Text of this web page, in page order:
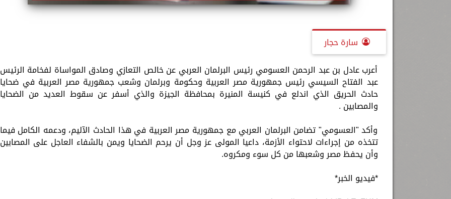
سارة حجار
أعرب عادل بن عبد الرحمن العسومي رئيس البرلمان العربي عن خالص التعازي وصادق المواساة لفخامة الرئيس
عبد الفتاح السيسي رئيس جمهورية مصر العربية وحكومة وبرلمان وشعب جمهورية مصر العربية في ضحايا
حادث الحريق الذي اندلع في كنيسة المنيرة بمحافظة الجيزة والذي أسفر عن سقوط العديد من الضحايا
والمصابين .
وأكد "العسومي" تضامن البرلمان العربي مع جمهورية مصر العربية في هذا الحادث الآليم، ودعمه الكامل فيما
تتخذه من إجراءات لاحتواء الأزمة، داعيا المولى عز وجل أن يرحم الضحايا ويمن بالشفاء العاجل على المصابين
وأن يحفظ مصر وشعبها من كل سوء ومكروه.
*فيديو الخبر*